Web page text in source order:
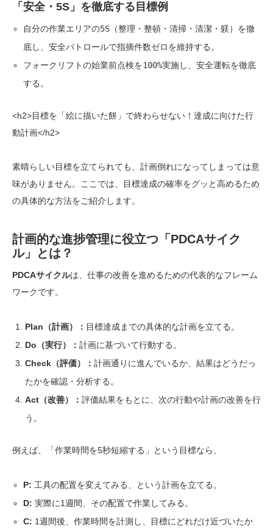
「安全・5S」を徹底する目標例
自分の作業エリアの5S（整理・整頓・清掃・清潔・躾）を徹
底し、安全パトロールで指摘件数ゼロを維持する。
フォークリフトの始業前点検を100%実施し、安全運転を徹底
する。
<h2>目標を「絵に描いた餅」で終わらせない！達成に向けた行
動計画</h2>
素晴らしい目標を立てられても、計画倒れになってしまっては意
味がありません。ここでは、目標達成の確率をグッと高めるため
の具体的な方法をご紹介します。
計画的な進捗管理に役立つ「PDCAサイク
ル」とは？
PDCAサイクルは、仕事の改善を進めるための代表的なフレーム
ワークです。
Plan（計画）： 目標達成までの具体的な計画を立てる。
Do（実行）： 計画に基づいて行動する。
Check（評価）： 計画通りに進んでいるか、結果はどうだっ
たかを確認・分析する。
Act（改善）： 評価結果をもとに、次の行動や計画の改善を行
う。
例えば、「作業時間を5秒短縮する」という目標なら、
P: 工具の配置を変えてみる、という計画を立てる。
D: 実際に1週間、その配置で作業してみる。
C: 1週間後、作業時間を計測し、目標にどれだけ近づいたか